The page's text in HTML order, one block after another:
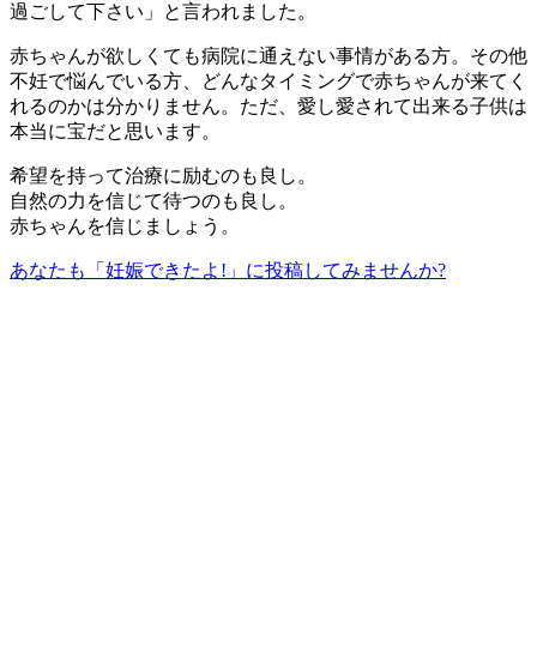
過ごして下さい」と言われました。
赤ちゃんが欲しくても病院に通えない事情がある方。その他
不妊で悩んでいる方、どんなタイミングで赤ちゃんが来てく
れるのかは分かりません。ただ、愛し愛されて出来る子供は
本当に宝だと思います。
希望を持って治療に励むのも良し。
自然の力を信じて待つのも良し。
赤ちゃんを信じましょう。
あなたも「妊娠できたよ!」に投稿してみませんか?